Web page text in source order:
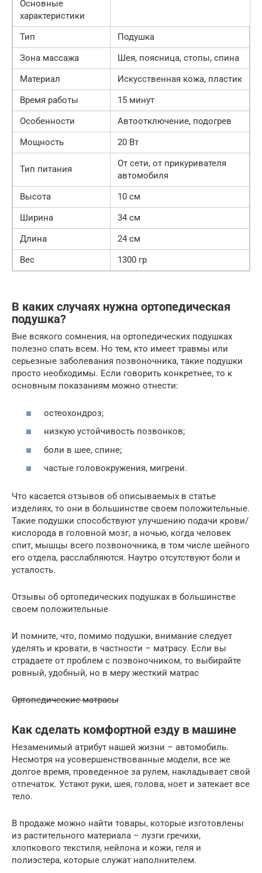
Основные
характеристики
Тип
Подушка
Зона массажа
Шея, поясница, стопы, спина
Материал
Искусственная кожа, пластик
Время работы
15 минут
Особенности
Автоотключение, подогрев
Мощность
20 Вт
Тип питания
От сети, от прикуривателя
автомобиля
Высота
10 см
Ширина
34 см
Длина
24 см
Вес
1300 гр
В каких случаях нужна ортопедическая
подушка?
Вне всякого сомнения, на ортопедических подушках
полезно спать всем. Но тем, кто имеет травмы или
серьезные заболевания позвоночника, такие подушки
просто необходимы. Если говорить конкретнее, то к
основным показаниям можно отнести:
остеохондроз;
низкую устойчивость позвонков;
боли в шее, спине;
частые головокружения, мигрени.
Что касается отзывов об описываемых в статье
изделиях, то они в большинстве своем положительные.
Такие подушки способствуют улучшению подачи крови/
кислорода в головной мозг, а ночью, когда человек
спит, мышцы всего позвоночника, в том числе шейного
его отдела, расслабляются. Наутро отсутствуют боли и
усталость.
Отзывы об ортопедических подушках в большинстве
своем положительные
И помните, что, помимо подушки, внимание следует
уделять и кровати, в частности – матрасу. Если вы
страдаете от проблем с позвоночником, то выбирайте
ровный, удобный, но в меру жесткий матрас
Ортопедические матрасы
Как сделать комфортной езду в машине
Незаменимый атрибут нашей жизни – автомобиль.
Несмотря на усовершенствованные модели, все же
долгое время, проведенное за рулем, накладывает свой
отпечаток. Устают руки, шея, голова, ноет и затекает все
тело.
В продаже можно найти товары, которые изготовлены
из растительного материала – лузги гречихи,
хлопкового текстиля, нейлона и кожи, геля и
полиэстера, которые служат наполнителем.